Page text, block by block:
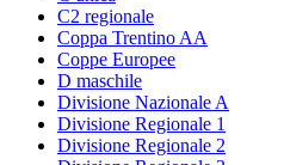
C2 regionale
Coppa Trentino AA
Coppe Europee
D maschile
Divisione Nazionale A
Divisione Regionale 1
Divisione Regionale 2